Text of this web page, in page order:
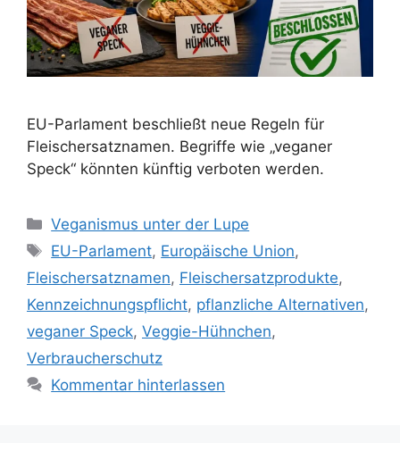
EU-Parlament beschließt neue Regeln für
Fleischersatznamen. Begriffe wie „veganer
Speck“ könnten künftig verboten werden.
K
a
e
g
o
r
i
Veganismus unter der Lupe
S
c
l
a
g
w
EU-Parlament, Europäische Union,
Fleischersatznamen, Fleischersatzprodukte,
Kennzeichnungspflicht, pflanzliche Alternativen,
veganer Speck, Veggie-Hühnchen,
Verbraucherschutz
Kommentar hinterlassen